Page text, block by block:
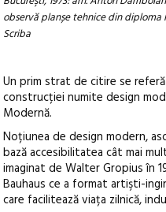
observă planșe tehnice din diploma
Scriba
Un prim strat de citire se
construcției numite design
Modernă.
Noțiunea de design modern,
bază accesibilitatea cât mai
imaginat de Walter Gropius în
Bauhaus ce a format artişti-
care facilitează viața zilnică,